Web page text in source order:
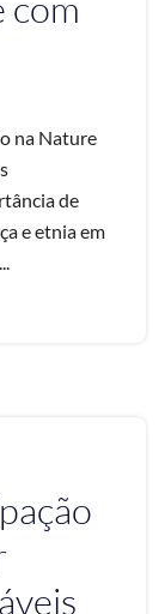
na Nature
de
e etnia em